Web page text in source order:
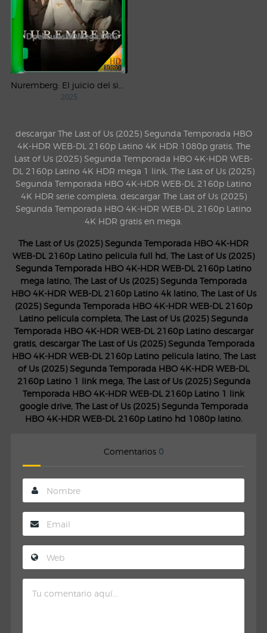
Nuremberg: El juicio del siglo (2025) WEB-DL 1080p Castellano
2025
descargar The Last of Us (2025) Segunda Temporada HBO
4K-HDR WEB-DL 2160p Latino 4K HDR 1080p gratis, The
Last of Us (2025) Segunda Temporada HBO 4K-HDR WEB-
DL 2160p Latino 4K HDR mega 1 link, The Last of Us (2025)
Segunda Temporada HBO 4K-HDR WEB-DL 2160p Latino
4K HDR serie completa, descargar The Last of Us (2025)
Segunda Temporada HBO 4K-HDR WEB-DL 2160p Latino
4K HDR gratis en mega.
The Last of Us (2025) Segunda Temporada HBO 4K-HDR
WEB-DL 2160p Latino pelicula full hd, The Last of Us (2025)
Segunda Temporada HBO 4K-HDR WEB-DL 2160p Latino
mega latino, The Last of Us (2025) Segunda Temporada
HBO 4K-HDR WEB-DL 2160p Latino 4k latino, The Last of Us
(2025) Segunda Temporada HBO 4K-HDR WEB-DL 2160p
Latino pelicula completa, The Last of Us (2025) Segunda
Temporada HBO 4K-HDR WEB-DL 2160p Latino descargar
gratis, descargar The Last of Us (2025) Segunda Temporada
HBO 4K-HDR WEB-DL 2160p Latino pelicula latino, The Last
of Us (2025) Segunda Temporada HBO 4K-HDR WEB-DL
2160p Latino 1 link mega, The Last of Us (2025) Segunda
Temporada HBO 4K-HDR WEB-DL 2160p Latino 1 link
google drive, The Last of Us (2025) Segunda Temporada
HBO 4K-HDR WEB-DL 2160p Latino hd 1080p latino.
Comentarios 0